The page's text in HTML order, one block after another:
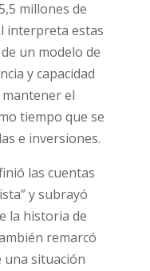
millones de
interpreta estas
un modelo de
y capacidad
el
tiempo que se
e inversiones.
las cuentas
y subrayó
la historia de
remarcó
situación